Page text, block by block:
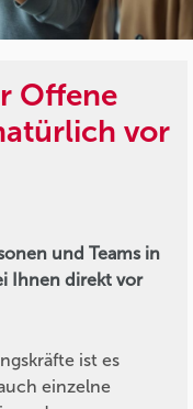
Offene
vor
und Teams in
Ihnen direkt vor
ist es
einzelne